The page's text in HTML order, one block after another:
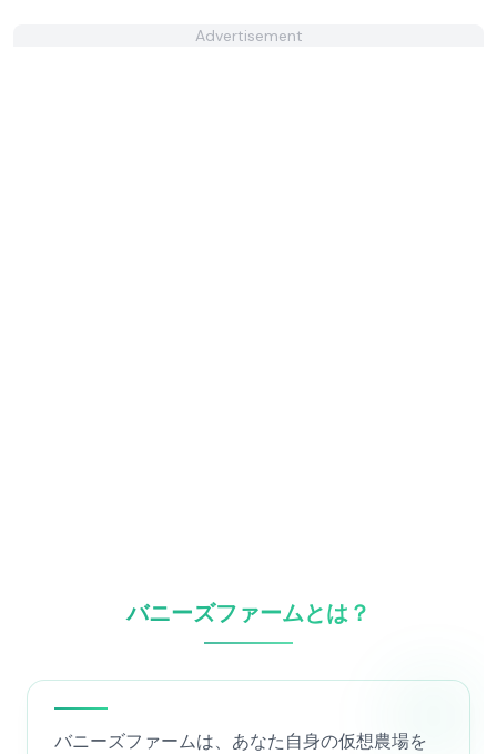
Advertisement
バニーズファームとは？
バニーズファームは、あなた自身の仮想農場を